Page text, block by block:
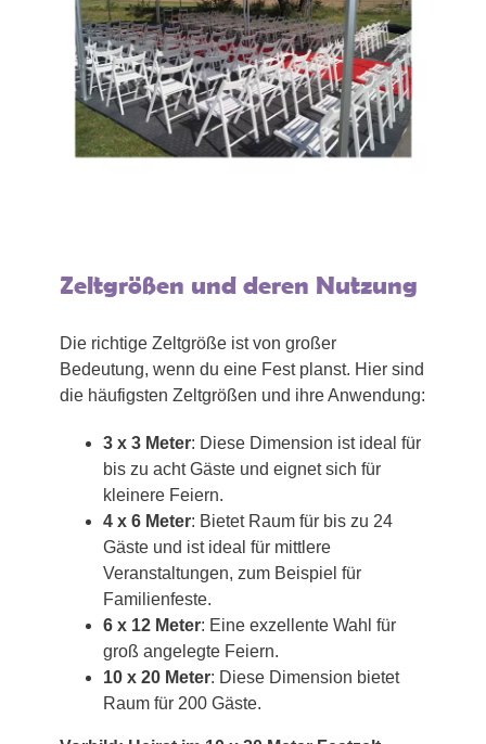
Zeltgrößen und deren Nutzung
Die richtige Zeltgröße ist von großer
Bedeutung, wenn du eine Fest planst. Hier sind
die häufigsten Zeltgrößen und ihre Anwendung:
3 x 3 Meter: Diese Dimension ist ideal für
bis zu acht Gäste und eignet sich für
kleinere Feiern.
4 x 6 Meter: Bietet Raum für bis zu 24
Gäste und ist ideal für mittlere
Veranstaltungen, zum Beispiel für
Familienfeste.
6 x 12 Meter: Eine exzellente Wahl für
groß angelegte Feiern.
10 x 20 Meter: Diese Dimension bietet
Raum für 200 Gäste.